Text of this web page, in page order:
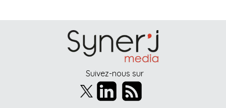
Suivez-nous sur